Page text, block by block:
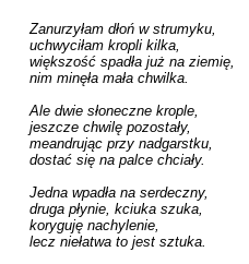
Zanurzyłam dłoń w strumyku,
uchwyciłam kropli kilka,
większość spadła już na ziemię,
nim minęła mała chwilka.
Ale dwie słoneczne krople,
jeszcze chwilę pozostały,
meandrując przy nadgarstku,
dostać się na palce chciały.
Jedna wpadła na serdeczny,
druga płynie, kciuka szuka,
koryguję nachylenie,
lecz niełatwa to jest sztuka.